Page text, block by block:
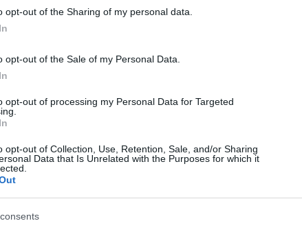
opt-out of the Sharing of my personal data.
opt-out of the Sale of my Personal Data.
opt-out of processing my Personal Data for Targeted
opt-out of Collection, Use, Retention, Sale, and/or Sharing
Data that Is Unrelated with the Purposes for which it
punisce e giustizia i maschi assolti
accusati violenza, addirittura di
per i tribunali, colpevoli nell’ultimo
sotto i riflettori un
si snoda la trama dell’omonimo giallo
edito da